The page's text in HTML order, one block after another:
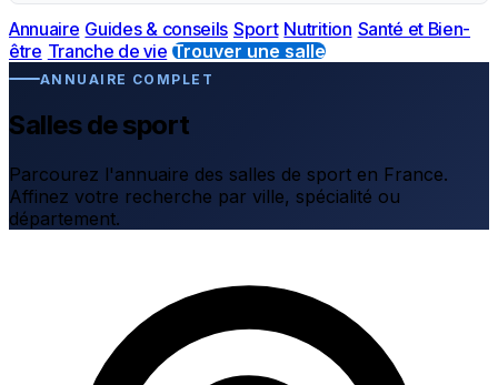
Annuaire Guides & conseils Sport Nutrition Santé et Bien-
être Tranche de vie Trouver une salle
ANNUAIRE COMPLET
Salles de sport
Parcourez l'annuaire des salles de sport en France.
Affinez votre recherche par ville, spécialité ou
département.